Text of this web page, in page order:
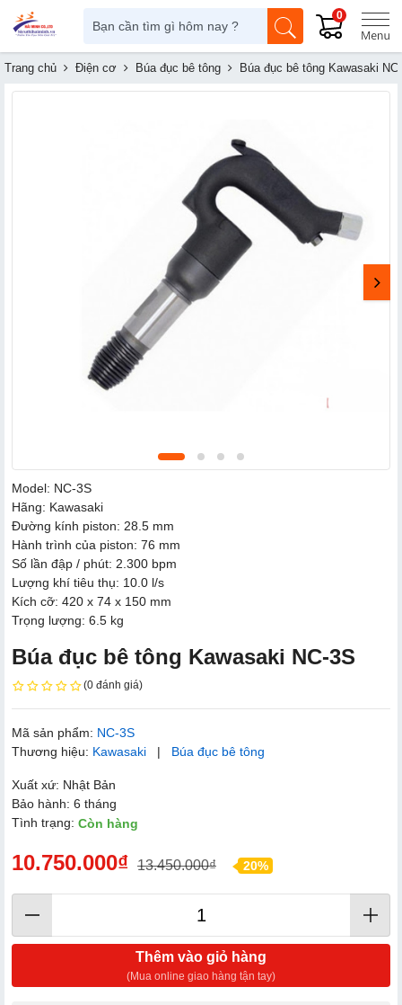
0
Trang chủ Điện cơ Búa đục bê tông Búa đục bê tông Kawasaki
Model: NC-3S
Hãng: Kawasaki
Đường kính piston: 28.5 mm
Hành trình của piston: 76 mm
Số lần đập / phút: 2.300 bpm
Lượng khí tiêu thụ: 10.0 l/s
Kích cỡ: 420 x 74 x 150 mm
Trọng lượng: 6.5 kg
Búa đục bê tông Kawasaki NC-3S
(0 đánh giá)
Mã sản phẩm: NC-3S
Thương hiệu: Kawasaki | Búa đục bê tông
Xuất xứ: Nhật Bản
Bảo hành: 6 tháng
Tình trạng: Còn hàng
10.750.000₫ 13.450.000₫ 20%
Thêm vào giỏ hàng
(Mua online giao hàng tận tay)